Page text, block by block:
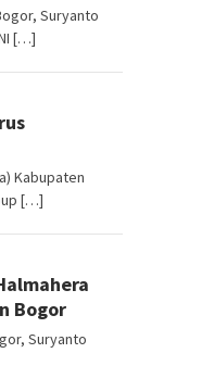
Suryanto
[…]
Kabupaten
[…]
Bogor
Suryanto